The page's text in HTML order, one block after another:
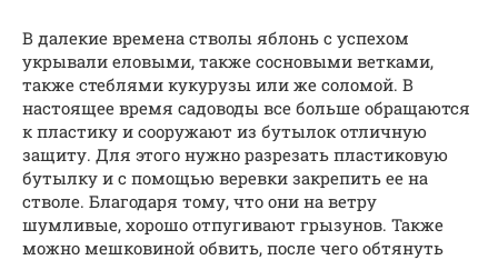
В далекие времена стволы яблонь с успехом
укрывали еловыми, также сосновыми ветками,
также стеблями кукурузы или же соломой. В
настоящее время садоводы все больше обращаются
к пластику и сооружают из бутылок отличную
защиту. Для этого нужно разрезать пластиковую
бутылку и с помощью веревки закрепить ее на
стволе. Благодаря тому, что они на ветру
шумливые, хорошо отпугивают грызунов. Также
можно мешковиной обвить, после чего обтянуть